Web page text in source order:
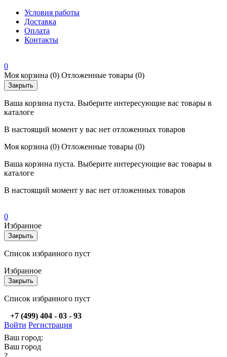
Условия работы
Доставка
Оплата
Контакты
0
Моя корзина (0) Отложенные товары (0)
Закрыть
Ваша корзина пуста. Выберите интересующие вас товары в
каталоге
В настоящий момент у вас нет отложенных товаров
Моя корзина (0) Отложенные товары (0)
Ваша корзина пуста. Выберите интересующие вас товары в
каталоге
В настоящий момент у вас нет отложенных товаров
0
Избранное
Закрыть
Список избранного пуст
Избранное
Закрыть
Список избранного пуст
+7 (499) 404 - 03 - 93
Войти Регистрация
Ваш город:
Ваш город